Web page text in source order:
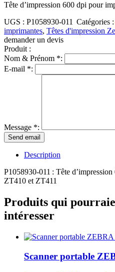
Tête d’impression 600 dpi pour
UGS : P1058930-011 Catégories :
imprimantes, Têtes d'impression
demander un devis
Produit :
Nom & Prénom *:
E-mail *:
Message *:
Description
P1058930-011 : Tête d’impression
ZT410 et ZT411
Produits qui
intéresser
Scanner portable